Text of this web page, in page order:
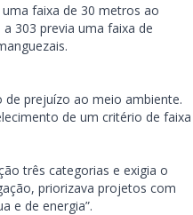
faixa de 30 metros ao
303 previa uma faixa de
de prejuízo ao meio ambiente.
de um critério de faixa
três categorias e exigia o
priorizava projetos com
e de energia”.